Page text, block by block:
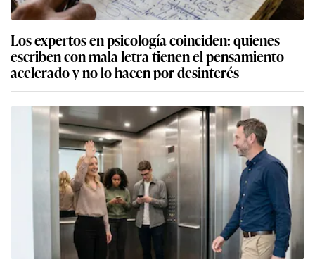
Los expertos en psicología coinciden: quienes
escriben con mala letra tienen el pensamiento
acelerado y no lo hacen por desinterés